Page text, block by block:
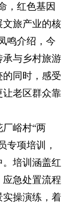
，红色基因
文旅产业的核
鸣介绍，今
与乡村旅游
同时，感受
老区群众靠
峪村“两
专项培训，
培训涵盖红
急处置流程
操演练，着